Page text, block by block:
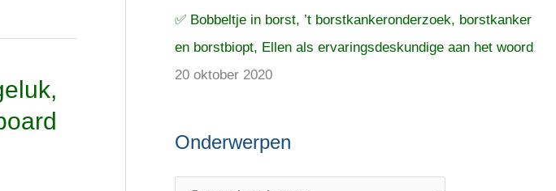
✅ Bobbeltje in borst, ’t borstkankeronderzoek, borstkanker
en borstbiopt, Ellen als ervaringsdeskundige aan het woord
20 oktober 2020
Onderwerpen